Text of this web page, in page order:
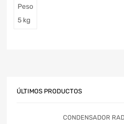
Peso
5 kg
ÚLTIMOS PRODUCTOS
CONDENSADOR